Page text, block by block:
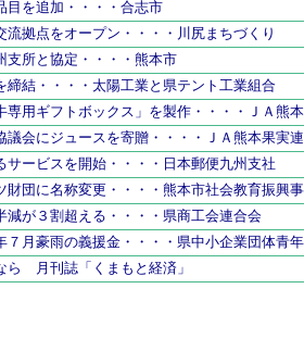
目を追加・・・・合志市
流拠点をオープン・・・・川尻まちづくり
支所と協定・・・・熊本市
締結・・・・太陽工業と県テント工業組合
専用ギフトボックス」を製作・・・・ＪＡ熊
議会にジュースを寄贈・・・・ＪＡ熊本果実連
サービスを開始・・・・日本郵便九州支社
財団に名称変更・・・・熊本市社会教育振興
減が３割超える・・・・県商工会連合会
７月豪雨の義援金・・・・県中小企業団体青
ら 月刊誌「くまもと経済」